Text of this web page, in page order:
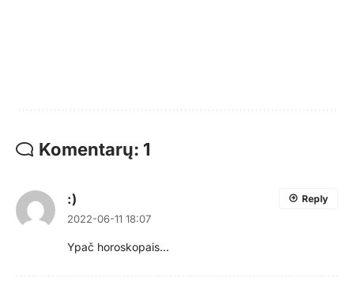
Komentarų: 1
:)
2022-06-11 18:07
Ypač horoskopais…
Reply